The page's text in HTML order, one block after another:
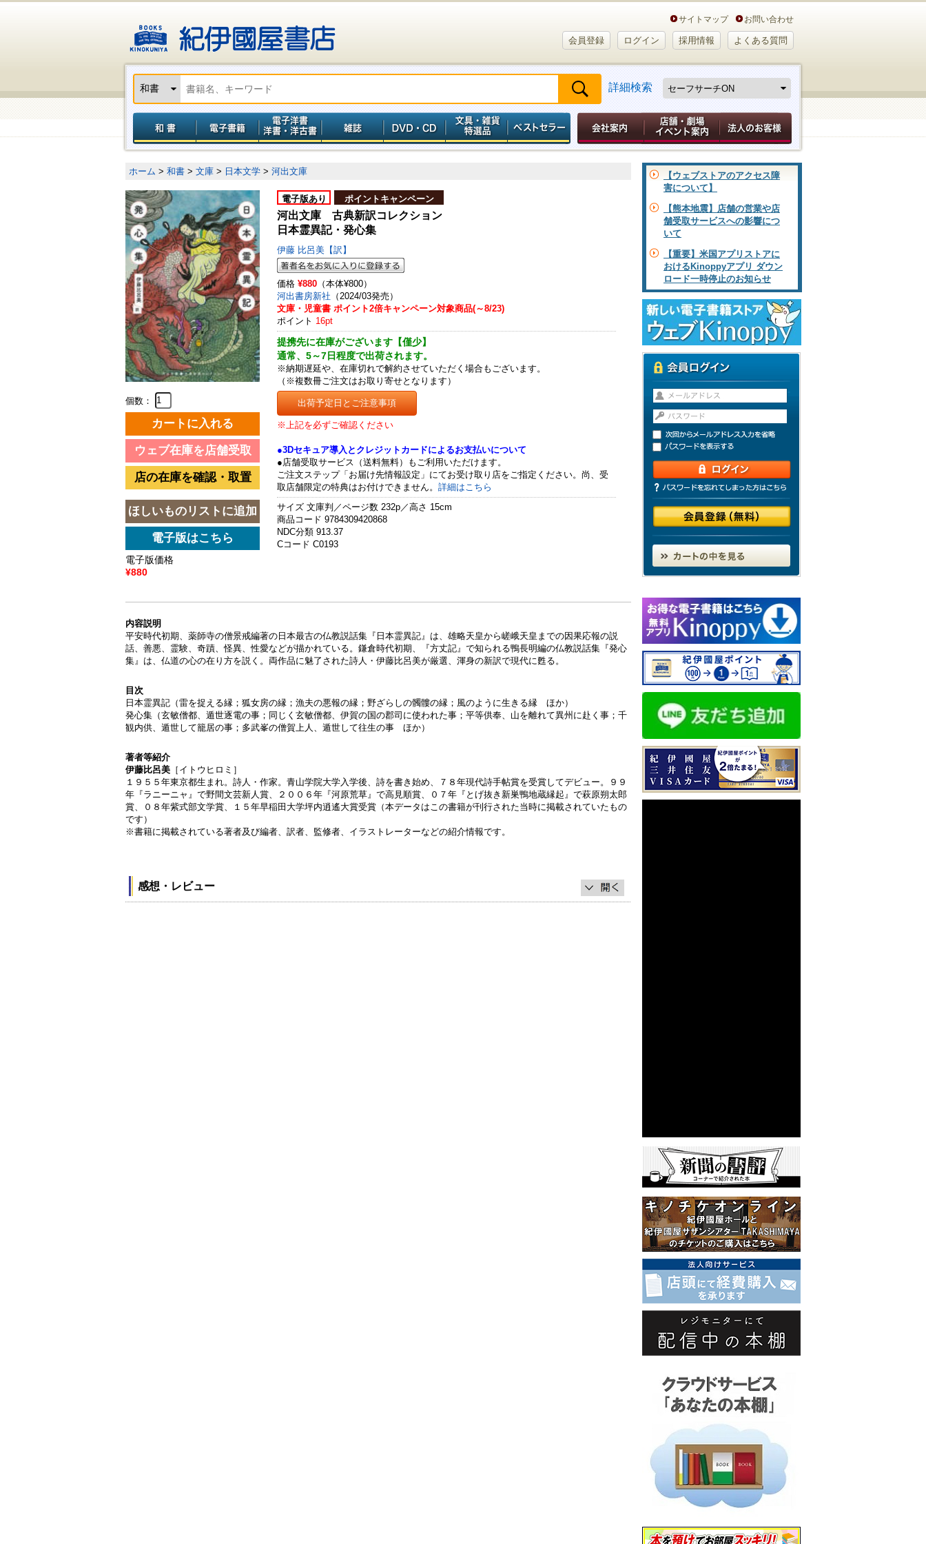
サイトマップ お問い合わせ
会員登録 ログイン 採用情報 よくある質問
詳細検索
ホーム > 和書 > 文庫 > 日本文学 > 河出文庫
個数：
電子版価格
¥880
電子版あり ポイントキャンペーン
河出文庫 古典新訳コレクション
日本霊異記・発心集
伊藤 比呂美【訳】
価格 ¥880 （本体¥800）
河出書房新社 （2024/03発売）
文庫・児童書 ポイント2倍キャンペーン対象商品(～8/23)
ポイント 16pt
提携先に在庫がございます【僅少】
通常、5～7日程度で出荷されます。
※納期遅延や、在庫切れで解約させていただく場合もございます。
（※複数冊ご注文はお取り寄せとなります）
出荷予定日とご注意事項
※上記を必ずご確認ください
●3Dセキュア導入とクレジットカードによるお支払いについて
●店舗受取サービス（送料無料）もご利用いただけます。
ご注文ステップ「お届け先情報設定」にてお受け取り店をご指定ください。尚、受
取店舗限定の特典はお付けできません。 詳細はこちら
サイズ 文庫判／ページ数 232p／高さ 15cm
商品コード 9784309420868
NDC分類 913.37
Cコード C0193
内容説明
平安時代初期、薬師寺の僧景戒編著の日本最古の仏教説話集『日本霊異記』は、雄略天皇から嵯峨天皇までの因果応報の説
話、善悪、霊験、奇蹟、怪異、性愛などが描かれている。鎌倉時代初期、『方丈記』で知られる鴨長明編の仏教説話集『発心
集』は、仏道の心の在り方を説く。両作品に魅了された詩人・伊藤比呂美が厳選、渾身の新訳で現代に甦る。
目次
日本霊異記（雷を捉える縁；狐女房の縁；漁夫の悪報の縁；野ざらしの髑髏の縁；風のように生きる縁 ほか）
発心集（玄敏僧都、遁世逐電の事；同じく玄敏僧都、伊賀の国の郡司に使われた事；平等供奉、山を離れて異州に赴く事；千
観内供、遁世して籠居の事；多武峯の僧賀上人、遁世して往生の事 ほか）
著者等紹介
伊藤比呂美 ［イトウヒロミ］
１９５５年東京都生まれ。詩人・作家。青山学院大学入学後、詩を書き始め、７８年現代詩手帖賞を受賞してデビュー。９９
年『ラニーニャ』で野間文芸新人賞、２００６年『河原荒草』で高見順賞、０７年『とげ抜き新巣鴨地蔵縁起』で萩原朔太郎
賞、０８年紫式部文学賞、１５年早稲田大学坪内逍遙大賞受賞（本データはこの書籍が刊行された当時に掲載されていたもの
です）
※書籍に掲載されている著者及び編者、訳者、監修者、イラストレーターなどの紹介情報です。
感想・レビュー
【ウェブストアのアクセス障
害について】
【熊本地震】店舗の営業や店
舗受取サービスへの影響につ
いて
【重要】米国アプリストアに
おけるKinoppyアプリ ダウン
ロード一時停止のお知らせ